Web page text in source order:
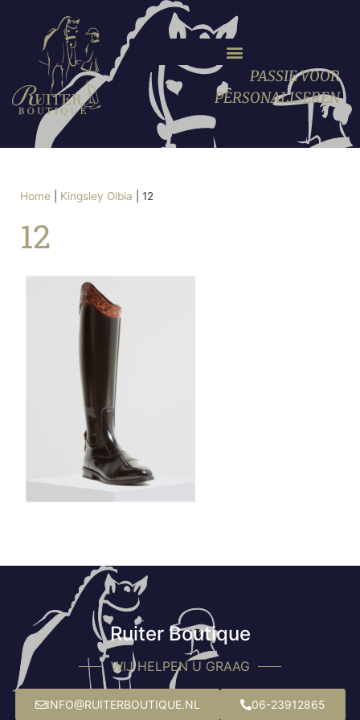
PASSIE VOOR
PERSONALISEREN
Home Kingsley Olbia 12
12
Ruiter Boutique
WIJ HELPEN U GRAAG
INFO@RUITERBOUTIQUE.NL 06-23912865